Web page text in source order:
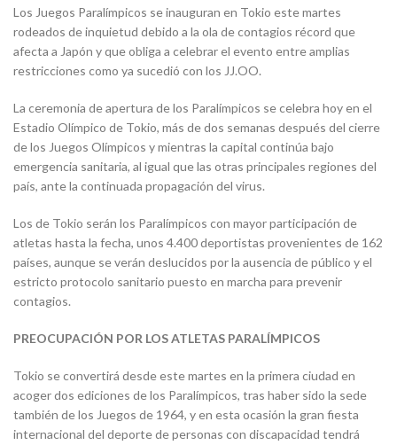
Los Juegos Paralímpicos se inauguran en Tokio este martes
rodeados de inquietud debido a la ola de contagios récord que
afecta a Japón y que obliga a celebrar el evento entre amplias
restricciones como ya sucedió con los JJ.OO.
La ceremonia de apertura de los Paralímpicos se celebra hoy en el
Estadio Olímpico de Tokio, más de dos semanas después del cierre
de los Juegos Olímpicos y mientras la capital continúa bajo
emergencia sanitaria, al igual que las otras principales regiones del
país, ante la continuada propagación del virus.
Los de Tokio serán los Paralímpicos con mayor participación de
atletas hasta la fecha, unos 4.400 deportistas provenientes de 162
países, aunque se verán deslucidos por la ausencia de público y el
estricto protocolo sanitario puesto en marcha para prevenir
contagios.
PREOCUPACIÓN POR LOS ATLETAS PARALÍMPICOS
Tokio se convertirá desde este martes en la primera ciudad en
acoger dos ediciones de los Paralímpicos, tras haber sido la sede
también de los Juegos de 1964, y en esta ocasión la gran fiesta
internacional del deporte de personas con discapacidad tendrá